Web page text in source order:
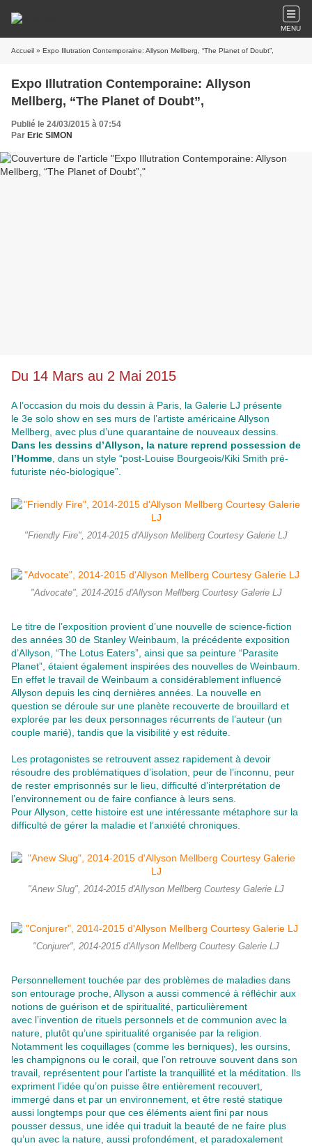
MENU
Accueil » Expo Illutration Contemporaine: Allyson Mellberg, “The Planet of Doubt”,
Expo Illutration Contemporaine: Allyson
Mellberg, “The Planet of Doubt”,
Publié le 24/03/2015 à 07:54
Par Eric SIMON
Du 14 Mars au 2 Mai 2015
A l’occasion du mois du dessin à Paris, la Galerie LJ présente
le 3e solo show en ses murs de l’artiste américaine Allyson
Mellberg, avec plus d’une quarantaine de nouveaux dessins.
Dans les dessins d’Allyson, la nature reprend possession de
l’Homme , dans un style “post-Louise Bourgeois/Kiki Smith pré-
futuriste néo-biologique”.
"Friendly Fire", 2014-2015 d'Allyson Mellberg Courtesy Galerie LJ
"Advocate", 2014-2015 d'Allyson Mellberg Courtesy Galerie LJ
Le titre de l’exposition provient d’une nouvelle de science-fiction
des années 30 de Stanley Weinbaum, la précédente exposition
d’Allyson, “The Lotus Eaters”, ainsi que sa peinture “Parasite
Planet”, étaient également inspirées des nouvelles de Weinbaum.
En effet le travail de Weinbaum a considérablement influencé
Allyson depuis les cinq dernières années. La nouvelle en
question se déroule sur une planète recouverte de brouillard et
explorée par les deux personnages récurrents de l’auteur (un
couple marié), tandis que la visibilité y est réduite.
Les protagonistes se retrouvent assez rapidement à devoir
résoudre des problématiques d’isolation, peur de l’inconnu, peur
de rester emprisonnés sur le lieu, difficulté d’interprétation de
l’environnement ou de faire confiance à leurs sens.
Pour Allyson, cette histoire est une intéressante métaphore sur la
difficulté de gérer la maladie et l’anxiété chroniques.
"Anew Slug", 2014-2015 d'Allyson Mellberg Courtesy Galerie LJ
"Conjurer", 2014-2015 d'Allyson Mellberg Courtesy Galerie LJ
Personnellement touchée par des problèmes de maladies dans
son entourage proche, Allyson a aussi commencé à réfléchir aux
notions de guérison et de spiritualité, particulièrement
avec l’invention de rituels personnels et de communion avec la
nature, plutôt qu’une spiritualité organisée par la religion.
Notamment les coquillages (comme les berniques), les oursins,
les champignons ou le corail, que l’on retrouve souvent dans son
travail, représentent pour l’artiste la tranquillité et la méditation. Ils
expriment l’idée qu’on puisse être entièrement recouvert,
immergé dans et par un environnement, et être resté statique
aussi longtemps pour que ces éléments aient fini par nous
pousser dessus, une idée qui traduit la beauté de ne faire plus
qu’un avec la nature, aussi profondément, et paradoxalement